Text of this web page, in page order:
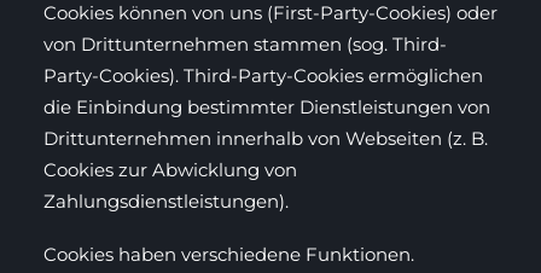
Cookies können von uns (First-Party-Cookies) oder
von Drittunternehmen stammen (sog. Third-
Party-Cookies). Third-Party-Cookies ermöglichen
die Einbindung bestimmter Dienstleistungen von
Drittunternehmen innerhalb von Webseiten (z. B.
Cookies zur Abwicklung von
Zahlungsdienstleistungen).
Cookies haben verschiedene Funktionen.